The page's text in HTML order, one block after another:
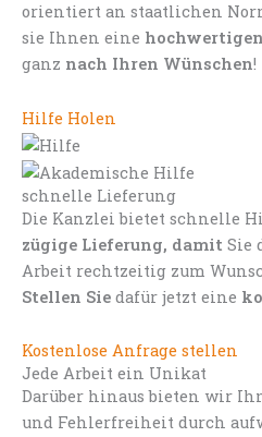
orientiert an staatlichen
sie Ihnen eine
ganz nach Ihren Wünschen!
Hilfe Holen
schnelle Lieferung
Die Kanzlei bietet schnelle
zügige Lieferung, damit Sie
Arbeit rechtzeitig zum
Stellen Sie dafür jetzt eine
Kostenlose Anfrage stellen
Jede Arbeit ein Unikat
Darüber hinaus bieten wir
und Fehlerfreiheit durch